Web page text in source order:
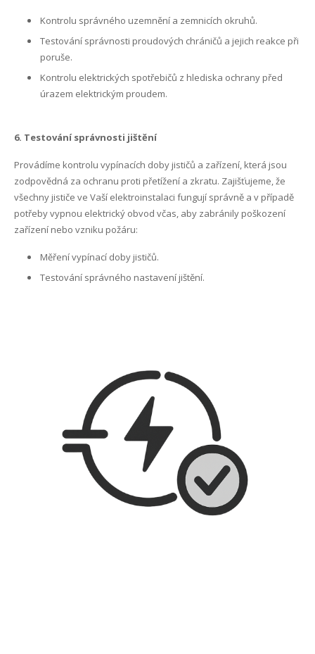
Kontrolu správného uzemnění a zemnicích okruhů.
Testování správnosti proudových chráničů a jejich reakce při
poruše.
Kontrolu elektrických spotřebičů z hlediska ochrany před
úrazem elektrickým proudem.
6. Testování správnosti jištění
Provádíme kontrolu vypínacích doby jističů a zařízení, která jsou
zodpovědná za ochranu proti přetížení a zkratu. Zajišťujeme, že
všechny jističe ve Vaší elektroinstalaci fungují správně a v případě
potřeby vypnou elektrický obvod včas, aby zabránily poškození
zařízení nebo vzniku požáru:
Měření vypínací doby jističů.
Testování správného nastavení jištění.